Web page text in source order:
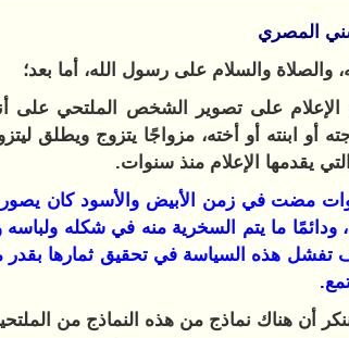
المصري
والصلاة والسلام على رسول الله، أما بعد؛
على تصوير الشخص الملتحي على
أو ابنته أو أخته، مزواجًا يتزوج ويطلق
يقدمها الإعلام منذ سنوات.
مضت في زمن الأبيض والأسود كان يصور
ودائمًا ما يتم السخرية منه في شكله
تفشل هذه السياسة في تحقيق ثمارها بقدر ما
أن هناك نماذج من هذه النماذج من